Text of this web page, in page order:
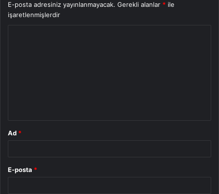
E-posta adresiniz yayınlanmayacak. Gerekli alanlar * ile
işaretlenmişlerdir
Ad *
E-posta *